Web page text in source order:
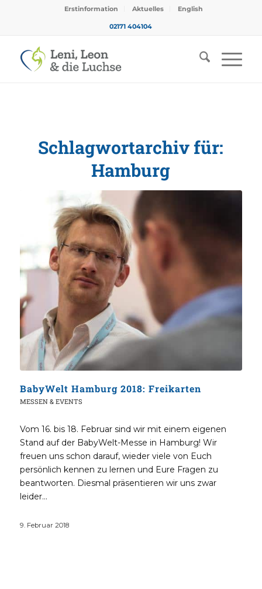
Erstinformation Aktuelles English
02171 404104
Schlagwortarchiv für:
Hamburg
BabyWelt Hamburg 2018: Freikarten
MESSEN & EVENTS
Vom 16. bis 18. Februar sind wir mit einem eigenen
Stand auf der BabyWelt-Messe in Hamburg! Wir
freuen uns schon darauf, wieder viele von Euch
persönlich kennen zu lernen und Eure Fragen zu
beantworten. Diesmal präsentieren wir uns zwar
leider…
9. Februar 2018